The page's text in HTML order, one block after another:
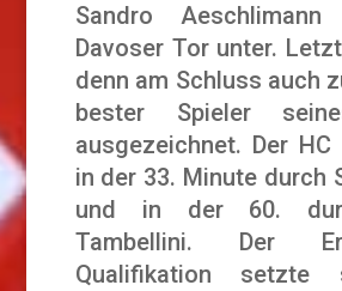
Sandro Aeschlimann
Davoser Tor unter.
denn am Schluss auch
bester Spieler
ausgezeichnet. Der
in der 33. Minute durch
und in der 60.
Tambellini. Der
Qualifikation setzte